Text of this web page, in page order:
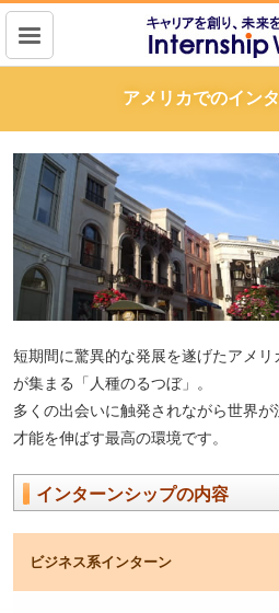
キャリアを作り、
Intership wolrd
アメリカでのイン
短期間に驚異的な発展を遂げたアメ
が集まる「人種のるつぼ」。
多くの出会いに触発されながら世界
才能を伸ばす最高の環境です。
インターンシップの内容
ビジネス系インターン